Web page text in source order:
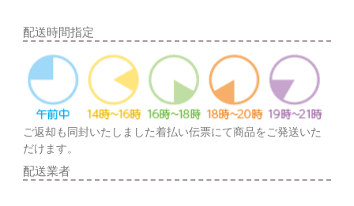
配送時間指定
ご返却も同封いたしました着払い伝票にて商品をご発送いた
だけます。
配送業者